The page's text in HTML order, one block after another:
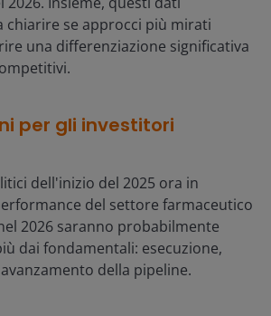
chiarire se approcci più mirati
una differenziazione significativa
per gli investitori
dell'inizio del 2025 ora in
del settore farmaceutico
2026 saranno probabilmente
dai fondamentali: esecuzione,
della pipeline.